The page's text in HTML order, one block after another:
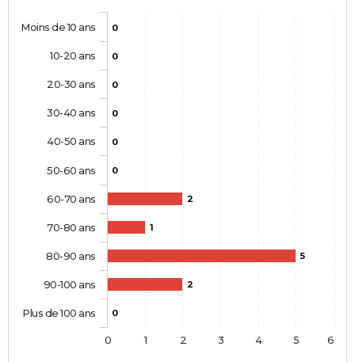
0
0
0
0
0
0
2
1
5
2
0
Moins de 10 ans
10-20 ans
20-30 ans
30-40 ans
40-50 ans
50-60 ans
60-70 ans
70-80 ans
80-90 ans
90-100 ans
Plus de 100 ans
0 1 2 3 4 5 6